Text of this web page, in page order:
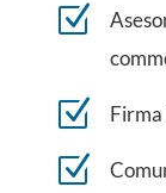
Z
Z
Z